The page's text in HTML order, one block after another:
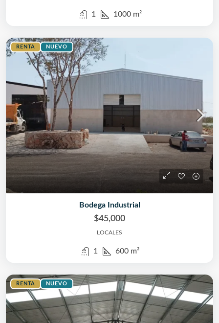
1 1000 m²
RENTA NUEVO
Bodega Industrial
$45,000
LOCALES
1 600 m²
RENTA NUEVO